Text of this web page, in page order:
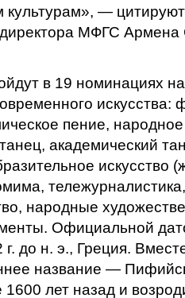
культурам», —
директора МФГС Армена
в 19 номинациях
искусства:
пение,
академический
искусство
народные
Официальной
г. до н. э., Греция.
название —
лет назад и